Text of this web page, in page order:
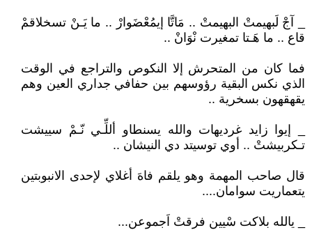
_ آجْ لَبهيمتْ البهيمتْ .. مَاتَّا إيمُعْضَوارْ .. ما يَـنْ تسخلاقمْ
قاع .. ما هَـتا تمغيرت نْوَانْ ..
فما كان من المتحرش إلا النكوص والتراجع في الوقت
الذي نكس البقية رؤوسهم بين حفافي جداري العين وهم
يقهقهون بسخرية ..
_ إيوا زايد غرديهات والله يسنطاو أللِّـي نّـمْ سييشت
تـكربيشتْ .. أوي توسيتد دي النيشان ..
قال صاحب المهمة وهو يلقم فاهَ أغلاي لإحدى الانبوبتين
يتعماريت سوامان....
_ يالله بلاكت سْيين فرقتْ اَجموعن...